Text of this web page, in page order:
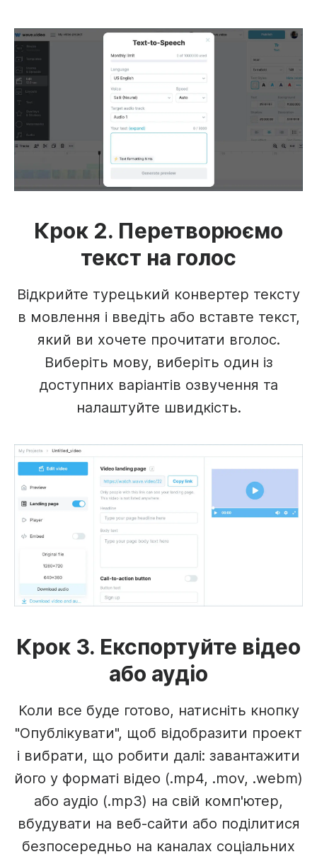
Крок 2. Перетворюємо
текст на голос
Відкрийте турецький конвертер тексту
в мовлення і введіть або вставте текст,
який ви хочете прочитати вголос.
Виберіть мову, виберіть один із
доступних варіантів озвучення та
налаштуйте швидкість.
Крок 3. Експортуйте відео
або аудіо
Коли все буде готово, натисніть кнопку
"Опублікувати", щоб відобразити проект
і вибрати, що робити далі: завантажити
його у форматі відео (.mp4, .mov, .webm)
або аудіо (.mp3) на свій комп'ютер,
вбудувати на веб-сайти або поділитися
безпосередньо на каналах соціальних